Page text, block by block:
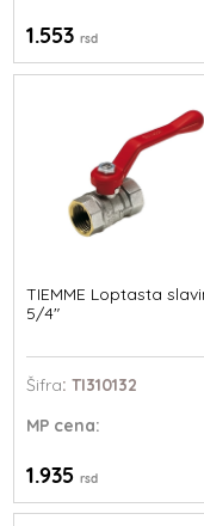
1.553rsd
TIEMME Loptasta
5/4"
Šifra: TI310132
MP cena:
1.935rsd